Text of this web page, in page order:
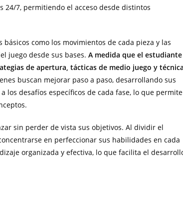
24/7, permitiendo el acceso desde distintos
como los movimientos de cada pieza y las
juego desde sus bases.A medida que el estudiante
de apertura, tácticas de medio juego y
buscan mejorar paso a paso, desarrollando sus
los desafíos específicos de cada fase, lo que permite
sin perder de vista sus objetivos. Al dividir el
en perfeccionar sus habilidades en cada
organizada y efectiva, lo que facilita el